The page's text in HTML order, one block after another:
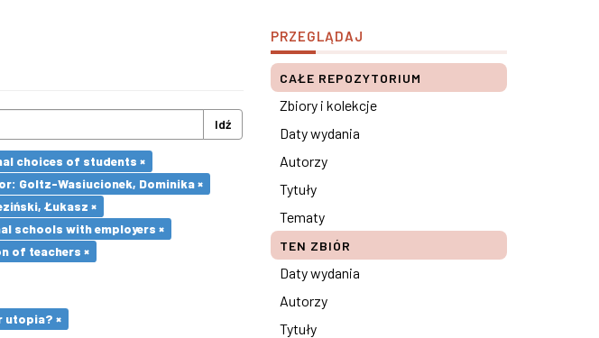
Idź
choices of students ×
Goltz-Wasiucionek, Dominika ×
Łukasz ×
schools with employers ×
of teachers ×
utopia? ×
PRZEGLĄDAJ
CAŁE REPOZYTORIUM
Zbiory i kolekcje
Daty wydania
Autorzy
Tytuły
Tematy
TEN ZBIÓR
Daty wydania
Autorzy
Tytuły